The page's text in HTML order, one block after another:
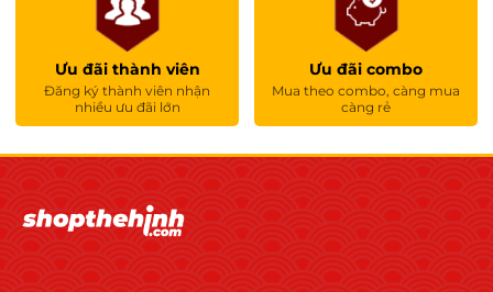
Ưu đãi thành viên
Đăng ký thành viên nhận
nhiều ưu đãi lớn
Ưu đãi combo
Mua theo combo, càng mua
càng rẻ